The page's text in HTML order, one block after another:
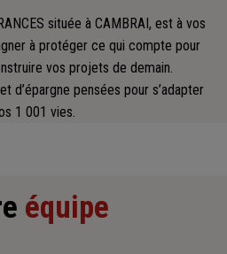
située à CAMBRAI, est à vos
à protéger ce qui compte pour
vos projets de demain.
d’épargne pensées pour s’adapter
1 001 vies.
équipe